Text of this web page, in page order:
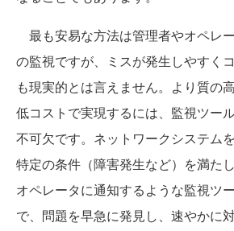
最も安易な方法は管理者やオペレ
の監視ですが、ミスが発生しやすく
も現実的とは言えません。より質の
低コストで実現するには、監視ツー
不可欠です。ネットワークシステム
特定の条件（障害発生など）を満た
オペレータに通知するような監視ツ
で、問題を早急に発見し、速やかに